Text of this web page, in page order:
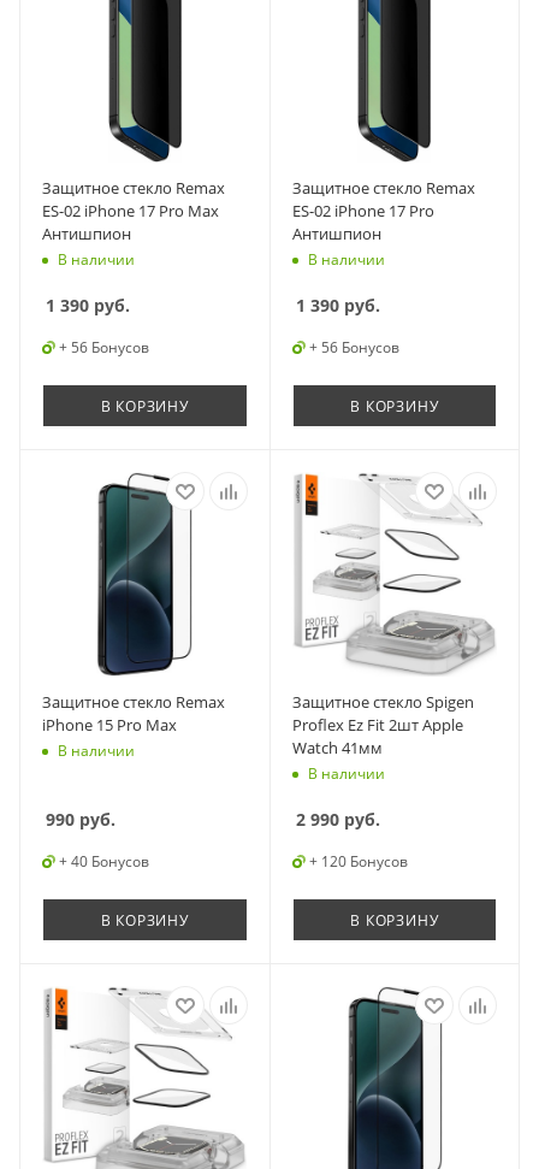
Защитное стекло Remax
ES-02 iPhone 17 Pro Max
Антишпион
В наличии
1 390 руб.
+ 56 Бонусов
В КОРЗИНУ
Защитное стекло Remax
ES-02 iPhone 17 Pro
Антишпион
В наличии
1 390руб.
+ 56 Бонусов
В КОРЗИНУ
Защитное стекло Remax
iPhone 15 Pro Max
В наличии
990 руб.
+ 40 Бонусов
В КОРЗИНУ
Защитное стекло Spigen
Proflex Ez Fit 2шт Apple
Watch 41мм
В наличии
2 990руб.
+ 120 Бонусов
В КОРЗИНУ